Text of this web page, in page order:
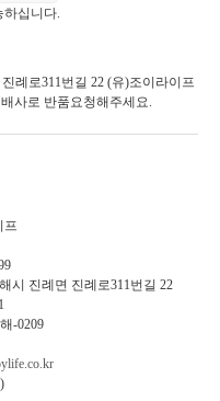
하십니다.
례로311번길 22 (유)조이라이프
사로 반품요청해주세요.
프
시 진례면 진례로311번길 22
-0209